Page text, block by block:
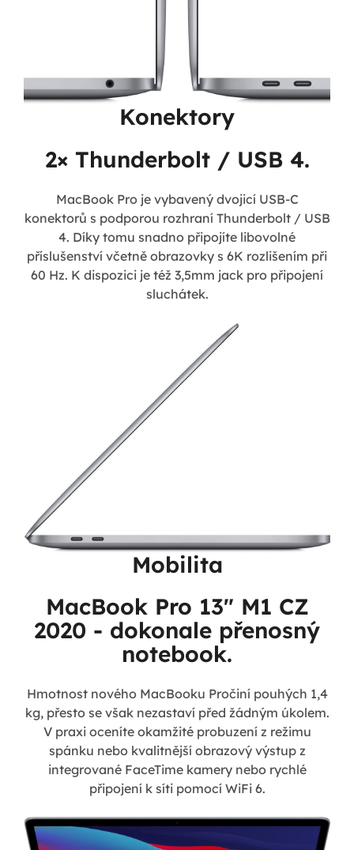
Konektory
2× Thunderbolt / USB 4.
MacBook Pro je vybavený dvojicí USB-C
konektorů s podporou rozhraní Thunderbolt / USB
4. Díky tomu snadno připojíte libovolné
příslušenství včetně obrazovky s 6K rozlišením při
60 Hz. K dispozici je též 3,5mm jack pro připojení
sluchátek.
Mobilita
MacBook Pro 13" M1 CZ
2020 - dokonale přenosný
notebook.
Hmotnost nového MacBooku Pročiní pouhých 1,4
kg, přesto se však nezastaví před žádným úkolem.
V praxi oceníte okamžité probuzení z režimu
spánku nebo kvalitnější obrazový výstup z
integrované FaceTime kamery nebo rychlé
připojení k síti pomocí WiFi 6.